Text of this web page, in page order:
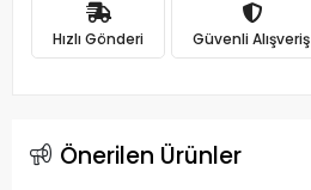
Hızlı Gönderi Güvenli Alışveriş
Önerilen Ürünler